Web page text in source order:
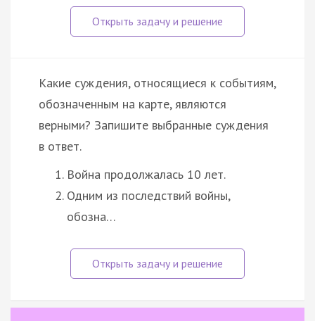
Какие суждения, относящиеся к событиям,
обозначенным на карте, являются
верными? Запишите выбранные суждения
в ответ.
Война продолжалась 10 лет.
Одним из последствий войны,
обозна…